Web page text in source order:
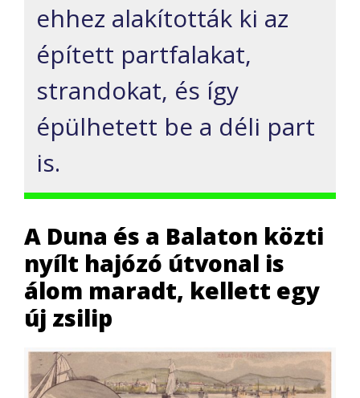
ehhez alakították ki az
épített partfalakat,
strandokat, és így
épülhetett be a déli part
is.
A Duna és a Balaton közti
nyílt hajózó útvonal is
álom maradt, kellett egy
új zsilip